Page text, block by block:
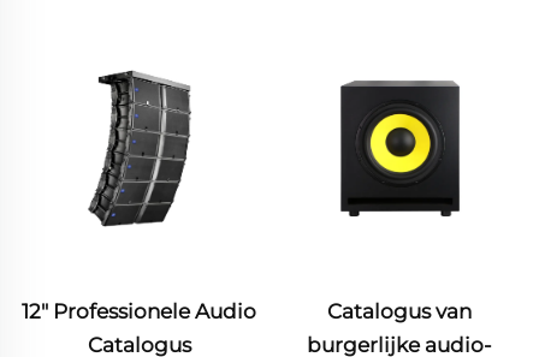
Catalogus van
burgerlijke audio-
Catalogus van
professionele audio-